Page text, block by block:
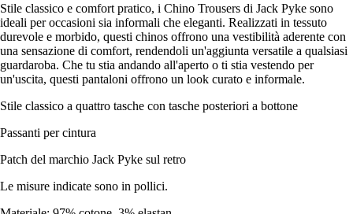
Stile classico e comfort pratico, i Chino Trousers di Jack Pyke sono
ideali per occasioni sia informali che eleganti. Realizzati in tessuto
durevole e morbido, questi chinos offrono una vestibilità aderente con
una sensazione di comfort, rendendoli un'aggiunta versatile a qualsiasi
guardaroba. Che tu stia andando all'aperto o ti stia vestendo per
un'uscita, questi pantaloni offrono un look curato e informale.
Stile classico a quattro tasche con tasche posteriori a bottone
Passanti per cintura
Patch del marchio Jack Pyke sul retro
Le misure indicate sono in pollici.